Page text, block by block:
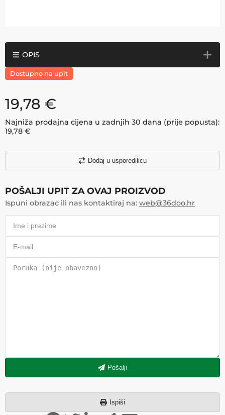
OPIS
Dostupno na upit
19,78 €
Najniža prodajna cijena u zadnjih 30 dana (prije popusta):
19,78 €
Dodaj u usporedilicu
POŠALJI UPIT ZA OVAJ PROIZVOD
Ispuni obrazac ili nas kontaktiraj na: web@36doo.hr
Pošalji
Ispiši